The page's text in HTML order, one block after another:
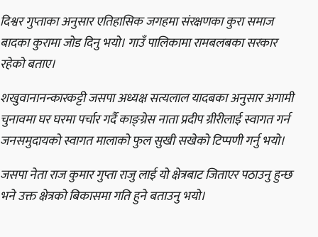
दिश्वर गुप्ताका अनुसार एतिहासिक जगहमा संरक्षणका कुरा समाज
बादका कुरामा जोड दिनु भयो। गाउँ पालिकामा रामबलबका सरकार
रहेको बताए।
शखुवानानन्कारकट्टी जसपा अध्यक्ष सत्यलाल यादबका अनुसार अगामी
चुनावमा घर घरमा पर्चार गर्दै काङ्ग्रेस नाता प्रदीप ग्रीरीलाई स्वागत गर्न
जनसमुदायको स्वागत मालाको फुल सुखी सखेको टिप्पणी गर्नु भयो।
जसपा नेता राज कुमार गुप्ता राजु लाई यो क्षेत्रबाट जिताएर पठाउनु हुन्छ
भने उक्त क्षेत्रको बिकासमा गति हुने बताउनु भयो।